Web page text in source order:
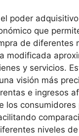
poder
que
de diferentes
modificada
y​ servicios.
visión más
e ingresos
los consumidores
niveles